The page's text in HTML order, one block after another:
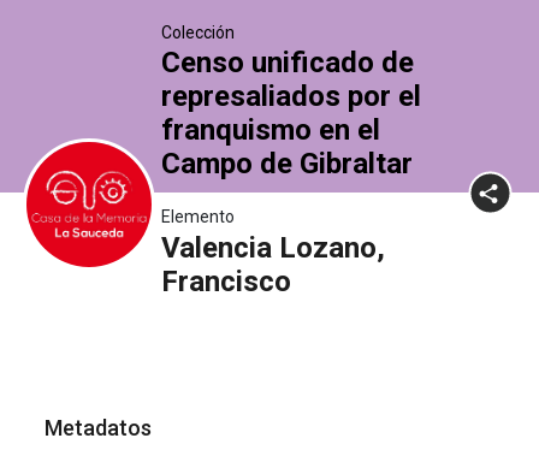
Colección
Censo unificado de
represaliados por el
franquismo en el
Campo de Gibraltar
Elemento
Valencia Lozano,
Francisco
Metadatos